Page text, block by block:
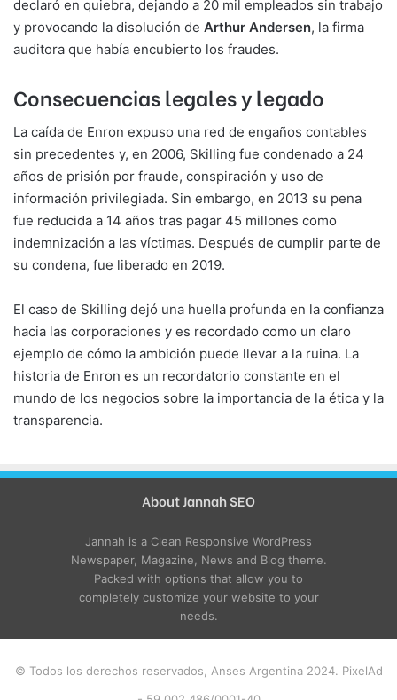
declaró en quiebra, dejando a 20 mil empleados sin trabajo
y provocando la disolución de Arthur Andersen, la firma
auditora que había encubierto los fraudes.
Consecuencias legales y legado
La caída de Enron expuso una red de engaños contables
sin precedentes y, en 2006, Skilling fue condenado a 24
años de prisión por fraude, conspiración y uso de
información privilegiada. Sin embargo, en 2013 su pena
fue reducida a 14 años tras pagar 45 millones como
indemnización a las víctimas. Después de cumplir parte de
su condena, fue liberado en 2019.
El caso de Skilling dejó una huella profunda en la confianza
hacia las corporaciones y es recordado como un claro
ejemplo de cómo la ambición puede llevar a la ruina. La
historia de Enron es un recordatorio constante en el
mundo de los negocios sobre la importancia de la ética y la
transparencia.
About Jannah SEO
Jannah is a Clean Responsive WordPress
Newspaper, Magazine, News and Blog theme.
Packed with options that allow you to
completely customize your website to your
needs.
© Todos los derechos reservados, Anses Argentina 2024. PixelAd